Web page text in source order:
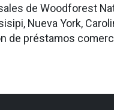
de Woodforest
Nueva York,
de préstamos